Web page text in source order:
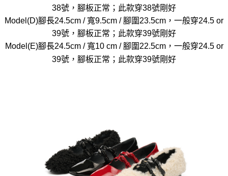
38號，腳板正常；此款穿38號剛好
Model(D)腳長24.5cm / 寬9.5cm / 腳圍23.5cm，一般穿24.5 or
39號，腳板正常；此款穿39號剛好
Model(E)腳長24.5cm / 寬10 cm / 腳圍22.5cm，一般穿24.5 or
39號，腳板正常；此款穿39號剛好